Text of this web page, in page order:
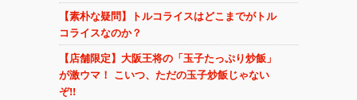
【素朴な疑問】トルコライスはどこまでがトル
コライスなのか？
【店舗限定】大阪王将の「玉子たっぷり炒飯」
が激ウマ！ こいつ、ただの玉子炒飯じゃない
ぞ!!